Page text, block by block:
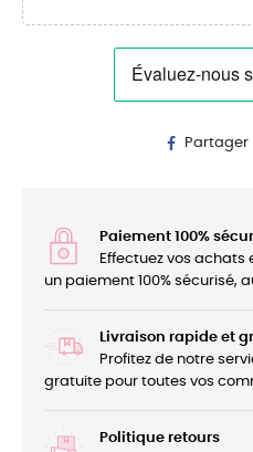
Partager
Paiement 100%
Effectuez vos
un paiement 100% sécurisé,
Livraison rapide et
Profitez de notre
gratuite pour toutes vos
Politique retours